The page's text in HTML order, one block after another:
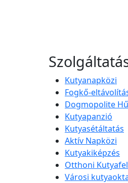
Kutyanapközi
Fogkő-
Dogmopolite
Kutyapanzió
Kutyasétáltatás
Aktív Napközi
Kutyakiképzés
Otthoni
Városi